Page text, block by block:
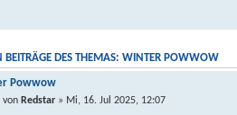
BEITRÄGE DES THEMAS: WINTER POWWOW
Powwow
von Redstar » Mi, 16. Jul 2025, 12:07